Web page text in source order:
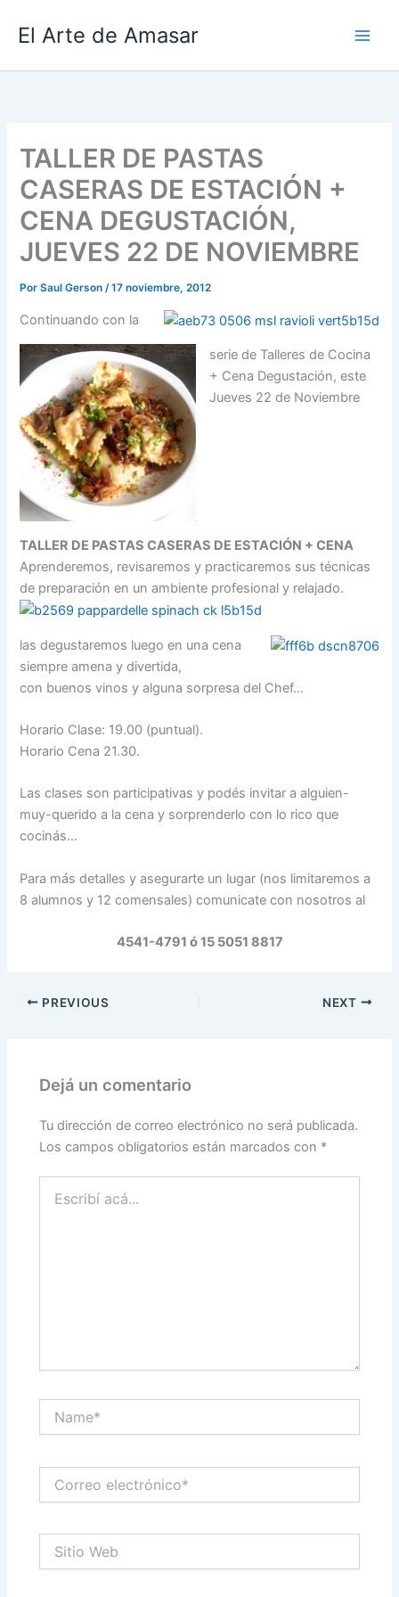
El Arte de Amasar
TALLER DE PASTAS
CASERAS DE ESTACIÓN +
CENA DEGUSTACIÓN,
JUEVES 22 DE NOVIEMBRE
PorSaul Gerson/17 noviembre, 2012
Continuando con la
serie de Talleres de Cocina
+ Cena Degustación, este
Jueves 22 de Noviembre
TALLER DE PASTAS CASERAS DE ESTACIÓN + CENA
Aprenderemos, revisaremos y practicaremos sus técnicas
de preparación en un ambiente profesional y relajado.
las degustaremos luego en una cena
siempre amena y divertida,
con buenos vinos y alguna sorpresa del Chef…
Horario Clase: 19.00 (puntual).
Horario Cena 21.30.
Las clases son participativas y podés invitar a alguien-
muy-querido a la cena y sorprenderlo con lo rico que
cocinás…
Para más detalles y asegurarte un lugar (nos limitaremos a
8 alumnos y 12 comensales) comunicate con nosotros al
4541-4791 ó 15 5051 8817
PREVIOUS NEXT
Dejá un comentario
Tu dirección de correo electrónico no será publicada.
Los campos obligatorios están marcados con *
acá...
electrónico*
Web